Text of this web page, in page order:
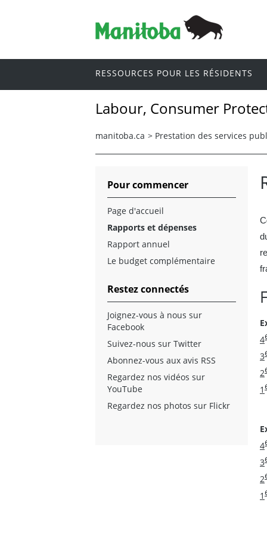
RESSOURCES POUR LES RÉSIDENTS
Labour, Consumer
manitoba.ca > Prestation des services
4
3
2
1
4
3
2
1
Pour commencer
Page d'accueil
Rapports et dépenses
Rapport annuel
Le budget complémentaire
Restez connectés
Joignez-vous à nous sur
Facebook
Suivez-nous sur Twitter
Abonnez-vous aux avis RSS
Regardez nos vidéos sur
YouTube
Regardez nos photos sur Flickr